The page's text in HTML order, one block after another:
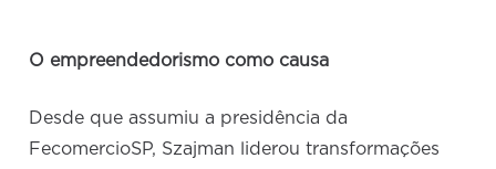
O empreendedorismo como causa
Desde que assumiu a presidência da
FecomercioSP, Szajman liderou transformações